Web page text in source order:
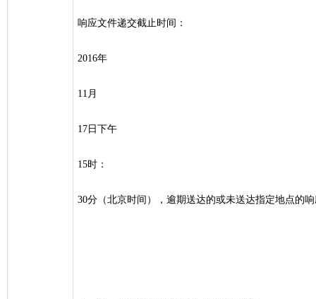
响应文件递交截止时间：
2016年
11月
17日下午
15时：
30分（北京时间），逾期送达的或未送达指定地点的